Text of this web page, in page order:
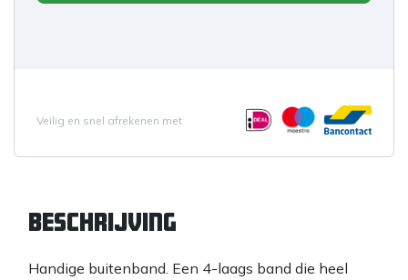
Veilig en snel afrekenen met
Beschrijving
Handige buitenband. Een 4-laags band die heel